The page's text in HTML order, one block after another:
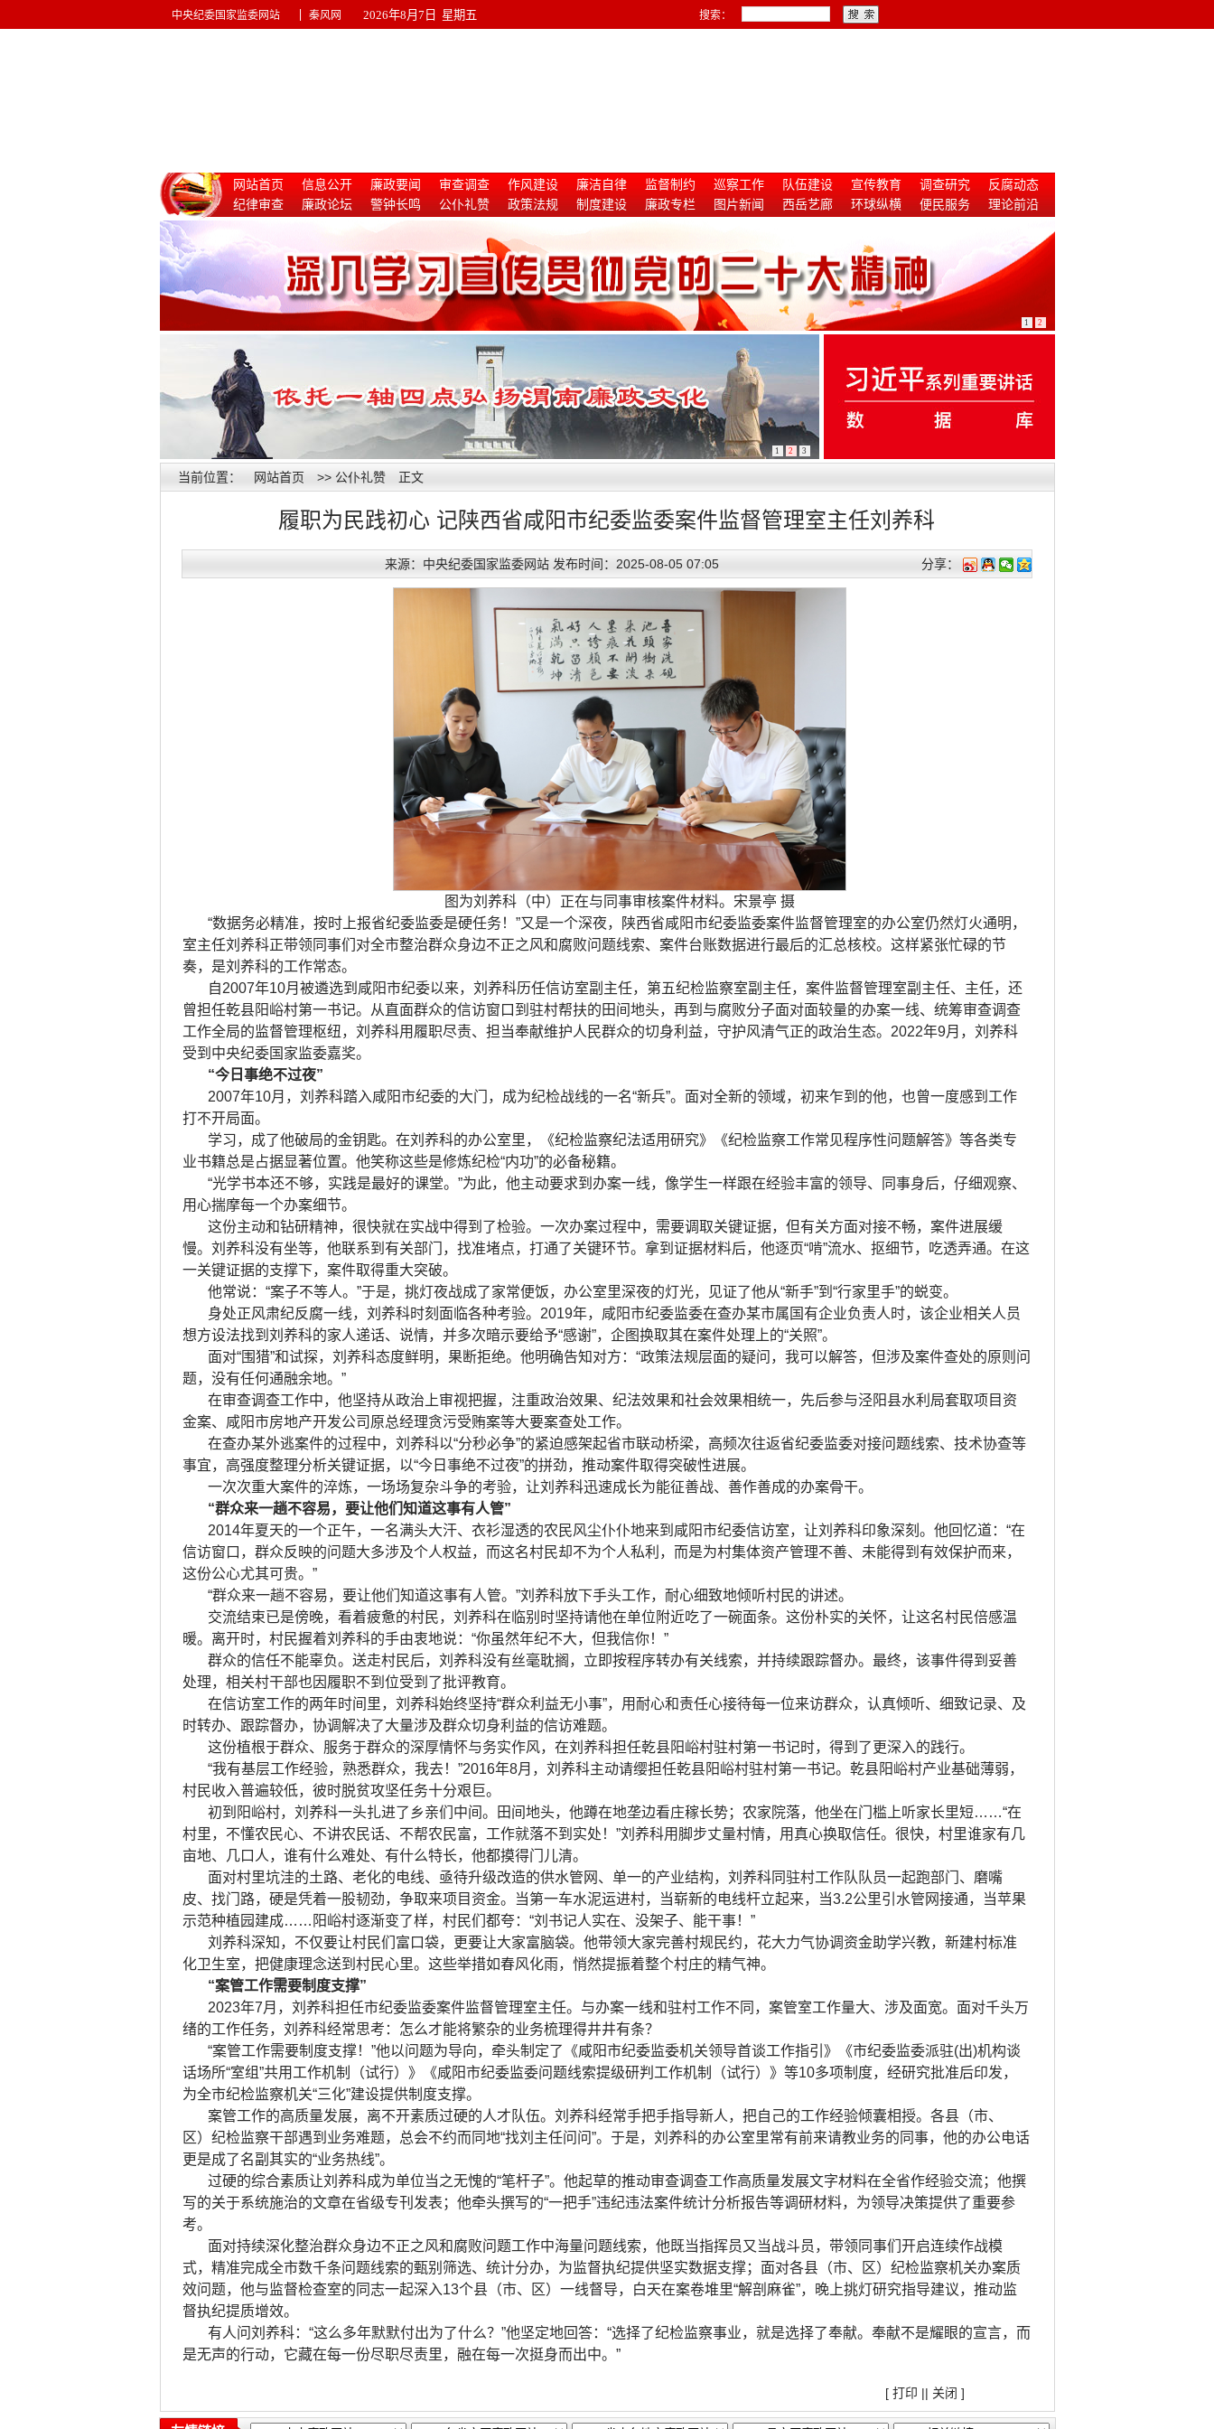
中央纪委国家监委网站 秦风网 2026年8月7日 星期五 搜索：
网站首页 信息公开 廉政要闻 审查调查 作风建设 廉洁自律 监督制约 巡察工作 队伍建设 宣传教育 调查研究
反腐动态
纪律审查
廉政论坛 警钟长鸣 公仆礼赞 政策法规 制度建设 廉政专栏 图片新闻 西岳艺廊 环球纵横 便民服务
理论前沿
1 2
1 2 3
当前位置： 网站首页 >> 公仆礼赞 正文
履职为民践初心 记陕西省咸阳市纪委监委案件监督管理室主任刘养科
来源：中央纪委国家监委网站 发布时间：2025-08-05 07:05 分享：
图为刘养科（中）正在与同事审核案件材料。宋景亭 摄
“数据务必精准，按时上报省纪委监委是硬任务！”又是一个深夜，陕西省咸阳市纪委监委案件监督管理室的办公室仍然灯火通明，
室主任刘养科正带领同事们对全市整治群众身边不正之风和腐败问题线索、案件台账数据进行最后的汇总核校。这样紧张忙碌的节
奏，是刘养科的工作常态。
自2007年10月被遴选到咸阳市纪委以来，刘养科历任信访室副主任，第五纪检监察室副主任，案件监督管理室副主任、主任，还
曾担任乾县阳峪村第一书记。从直面群众的信访窗口到驻村帮扶的田间地头，再到与腐败分子面对面较量的办案一线、统筹审查调查
工作全局的监督管理枢纽，刘养科用履职尽责、担当奉献维护人民群众的切身利益，守护风清气正的政治生态。2022年9月，刘养科
受到中央纪委国家监委嘉奖。
“今日事绝不过夜”
2007年10月，刘养科踏入咸阳市纪委的大门，成为纪检战线的一名“新兵”。面对全新的领域，初来乍到的他，也曾一度感到工作
打不开局面。
学习，成了他破局的金钥匙。在刘养科的办公室里，《纪检监察纪法适用研究》《纪检监察工作常见程序性问题解答》等各类专
业书籍总是占据显著位置。他笑称这些是修炼纪检“内功”的必备秘籍。
“光学书本还不够，实践是最好的课堂。”为此，他主动要求到办案一线，像学生一样跟在经验丰富的领导、同事身后，仔细观察、
用心揣摩每一个办案细节。
这份主动和钻研精神，很快就在实战中得到了检验。一次办案过程中，需要调取关键证据，但有关方面对接不畅，案件进展缓
慢。刘养科没有坐等，他联系到有关部门，找准堵点，打通了关键环节。拿到证据材料后，他逐页“啃”流水、抠细节，吃透弄通。在这
一关键证据的支撑下，案件取得重大突破。
他常说：“案子不等人。”于是，挑灯夜战成了家常便饭，办公室里深夜的灯光，见证了他从“新手”到“行家里手”的蜕变。
身处正风肃纪反腐一线，刘养科时刻面临各种考验。2019年，咸阳市纪委监委在查办某市属国有企业负责人时，该企业相关人员
想方设法找到刘养科的家人递话、说情，并多次暗示要给予“感谢”，企图换取其在案件处理上的“关照”。
面对“围猎”和试探，刘养科态度鲜明，果断拒绝。他明确告知对方：“政策法规层面的疑问，我可以解答，但涉及案件查处的原则问
题，没有任何通融余地。”
在审查调查工作中，他坚持从政治上审视把握，注重政治效果、纪法效果和社会效果相统一，先后参与泾阳县水利局套取项目资
金案、咸阳市房地产开发公司原总经理贪污受贿案等大要案查处工作。
在查办某外逃案件的过程中，刘养科以“分秒必争”的紧迫感架起省市联动桥梁，高频次往返省纪委监委对接问题线索、技术协查等
事宜，高强度整理分析关键证据，以“今日事绝不过夜”的拼劲，推动案件取得突破性进展。
一次次重大案件的淬炼，一场场复杂斗争的考验，让刘养科迅速成长为能征善战、善作善成的办案骨干。
“群众来一趟不容易，要让他们知道这事有人管”
2014年夏天的一个正午，一名满头大汗、衣衫湿透的农民风尘仆仆地来到咸阳市纪委信访室，让刘养科印象深刻。他回忆道：“在
信访窗口，群众反映的问题大多涉及个人权益，而这名村民却不为个人私利，而是为村集体资产管理不善、未能得到有效保护而来，
这份公心尤其可贵。”
“群众来一趟不容易，要让他们知道这事有人管。”刘养科放下手头工作，耐心细致地倾听村民的讲述。
交流结束已是傍晚，看着疲惫的村民，刘养科在临别时坚持请他在单位附近吃了一碗面条。这份朴实的关怀，让这名村民倍感温
暖。离开时，村民握着刘养科的手由衷地说：“你虽然年纪不大，但我信你！”
群众的信任不能辜负。送走村民后，刘养科没有丝毫耽搁，立即按程序转办有关线索，并持续跟踪督办。最终，该事件得到妥善
处理，相关村干部也因履职不到位受到了批评教育。
在信访室工作的两年时间里，刘养科始终坚持“群众利益无小事”，用耐心和责任心接待每一位来访群众，认真倾听、细致记录、及
时转办、跟踪督办，协调解决了大量涉及群众切身利益的信访难题。
这份植根于群众、服务于群众的深厚情怀与务实作风，在刘养科担任乾县阳峪村驻村第一书记时，得到了更深入的践行。
“我有基层工作经验，熟悉群众，我去！”2016年8月，刘养科主动请缨担任乾县阳峪村驻村第一书记。乾县阳峪村产业基础薄弱，
村民收入普遍较低，彼时脱贫攻坚任务十分艰巨。
初到阳峪村，刘养科一头扎进了乡亲们中间。田间地头，他蹲在地垄边看庄稼长势；农家院落，他坐在门槛上听家长里短……“在
村里，不懂农民心、不讲农民话、不帮农民富，工作就落不到实处！”刘养科用脚步丈量村情，用真心换取信任。很快，村里谁家有几
亩地、几口人，谁有什么难处、有什么特长，他都摸得门儿清。
面对村里坑洼的土路、老化的电线、亟待升级改造的供水管网、单一的产业结构，刘养科同驻村工作队队员一起跑部门、磨嘴
皮、找门路，硬是凭着一股韧劲，争取来项目资金。当第一车水泥运进村，当崭新的电线杆立起来，当3.2公里引水管网接通，当苹果
示范种植园建成……阳峪村逐渐变了样，村民们都夸：“刘书记人实在、没架子、能干事！”
刘养科深知，不仅要让村民们富口袋，更要让大家富脑袋。他带领大家完善村规民约，花大力气协调资金助学兴教，新建村标准
化卫生室，把健康理念送到村民心里。这些举措如春风化雨，悄然提振着整个村庄的精气神。
“案管工作需要制度支撑”
2023年7月，刘养科担任市纪委监委案件监督管理室主任。与办案一线和驻村工作不同，案管室工作量大、涉及面宽。面对千头万
绪的工作任务，刘养科经常思考：怎么才能将繁杂的业务梳理得井井有条？
“案管工作需要制度支撑！”他以问题为导向，牵头制定了《咸阳市纪委监委机关领导首谈工作指引》《市纪委监委派驻(出)机构谈
话场所“室组”共用工作机制（试行）》《咸阳市纪委监委问题线索提级研判工作机制（试行）》等10多项制度，经研究批准后印发，
为全市纪检监察机关“三化”建设提供制度支撑。
案管工作的高质量发展，离不开素质过硬的人才队伍。刘养科经常手把手指导新人，把自己的工作经验倾囊相授。各县（市、
区）纪检监察干部遇到业务难题，总会不约而同地“找刘主任问问”。于是，刘养科的办公室里常有前来请教业务的同事，他的办公电话
更是成了名副其实的“业务热线”。
过硬的综合素质让刘养科成为单位当之无愧的“笔杆子”。他起草的推动审查调查工作高质量发展文字材料在全省作经验交流；他撰
写的关于系统施治的文章在省级专刊发表；他牵头撰写的“一把手”违纪违法案件统计分析报告等调研材料，为领导决策提供了重要参
考。
面对持续深化整治群众身边不正之风和腐败问题工作中海量问题线索，他既当指挥员又当战斗员，带领同事们开启连续作战模
式，精准完成全市数千条问题线索的甄别筛选、统计分办，为监督执纪提供坚实数据支撑；面对各县（市、区）纪检监察机关办案质
效问题，他与监督检查室的同志一起深入13个县（市、区）一线督导，白天在案卷堆里“解剖麻雀”，晚上挑灯研究指导建议，推动监
督执纪提质增效。
有人问刘养科：“这么多年默默付出为了什么？”他坚定地回答：“选择了纪检监察事业，就是选择了奉献。奉献不是耀眼的宣言，而
是无声的行动，它藏在每一份尽职尽责里，融在每一次挺身而出中。”
[ 打印 || 关闭 ]